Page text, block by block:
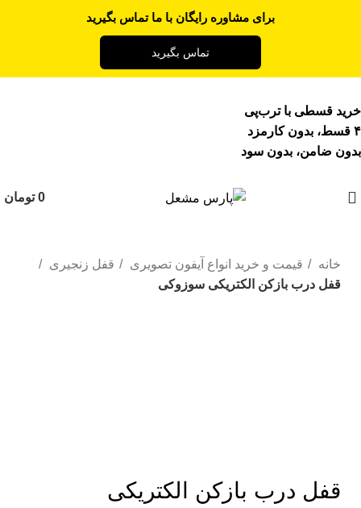
خرید قسطی با ترب‌پی
۴ قسط، بدون کارمزد
بدون ضامن، بدون سود
0 تومان
خانه قیمت و خرید انواع آیفون تصویری
قفل زنجیری
قفل درب بازکن الکتریکی سوزوکی
قفل درب بازکن الکتریکی
برای مشاوره رایگان با ما تماس بگیرید
تماس بگیرید